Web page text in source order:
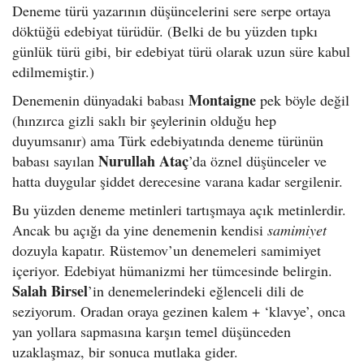
Deneme türü yazarının düşüncelerini sere serpe ortaya
döktüğü edebiyat türüdür. (Belki de bu yüzden tıpkı
günlük türü gibi, bir edebiyat türü olarak uzun süre kabul
edilmemiştir.)
Denemenin dünyadaki babası Montaigne pek böyle değil
(hınzırca gizli saklı bir şeylerinin olduğu hep
duyumsanır) ama Türk edebiyatında deneme türünün
babası sayılan Nurullah Ataç’da öznel düşünceler ve
hatta duygular şiddet derecesine varana kadar sergilenir.
Bu yüzden deneme metinleri tartışmaya açık metinlerdir.
Ancak bu açığı da yine denemenin kendisi samimiyet
dozuyla kapatır. Rüstemov’un denemeleri samimiyet
içeriyor. Edebiyat hümanizmi her tümcesinde belirgin.
Salah Birsel’in denemelerindeki eğlenceli dili de
seziyorum. Oradan oraya gezinen kalem + ‘klavye’, onca
yan yollara sapmasına karşın temel düşünceden
uzaklaşmaz, bir sonuca mutlaka gider.